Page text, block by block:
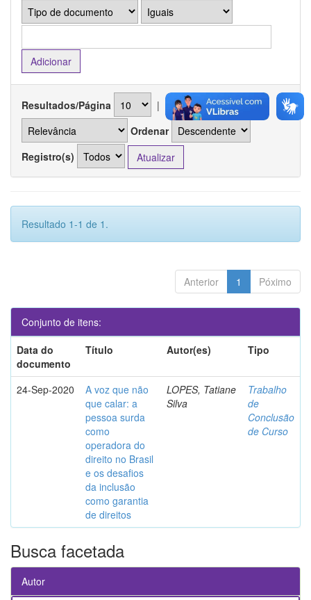
Resultados/Página |
Ordenar registros por
Ordenar
Registro(s)
Resultado 1-1 de 1.
Anterior 1 Póximo
Conjunto de itens:
Data do
documento
Título Autor(es) Tipo
24-Sep-2020
A voz que não
que calar: a
pessoa surda
como
operadora do
direito no Brasil
e os desafios
da inclusão
como garantia
de direitos
LOPES, Tatiane
Silva
Trabalho
de
Conclusão
de Curso
Busca facetada
Autor